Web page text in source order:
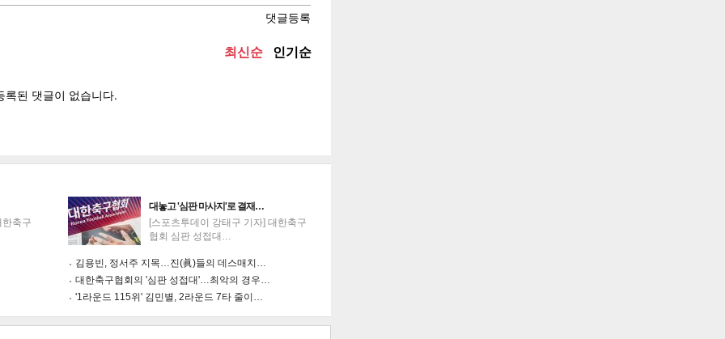
인쇄 목록
축구
대놓고 '심판 마사지'로 결재…
[스포츠투데이 강태구 기자] 대한축구
협회 심판 성접대…
김용빈, 정서주 지목…진(眞)들의 데스매치…
대한축구협회의 '심판 성접대'…최악의 경우…
'1라운드 115위' 김민별, 2라운드 7타 줄이…